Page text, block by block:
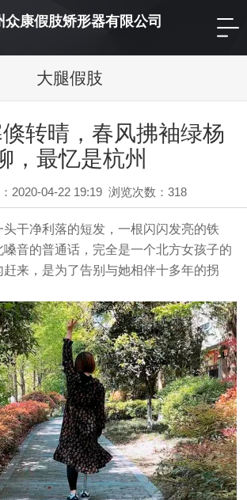
众康假肢矫形器有限公司
大腿假肢
转晴，春风拂袖绿杨
，最忆是杭州
2020-04-22 19:19 浏览次数：318
干净利落的短发，一根闪闪发亮的铁
音的普通话，完全是一个北方女孩子的
赶来，是为了告别与她相伴十多年的拐